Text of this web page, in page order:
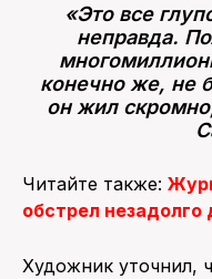
«Это все
неправда.
конечно же, не
он жил
Читайте также:
обстрел незадолго
Художник уточнил,